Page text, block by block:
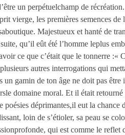
un perpétuelchamp de
vierge, les premières semences
Majestueux et hanté de
qu’il eût été l’homme leplus
ce que c’était que le tonnerre :«
autres interrogations qui
gamin de ton âge ne doit pas être
domaine moral. Et il était
déprimantes,il eut la chance
loin de s’étioler, sa peau se
qui est comme le reflet